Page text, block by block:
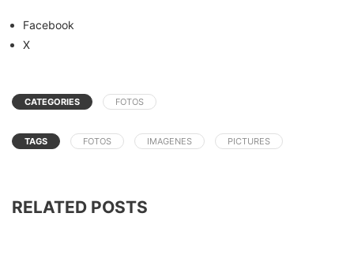
Facebook
X
CATEGORIES FOTOS
TAGS FOTOS IMAGENES PICTURES
RELATED POSTS